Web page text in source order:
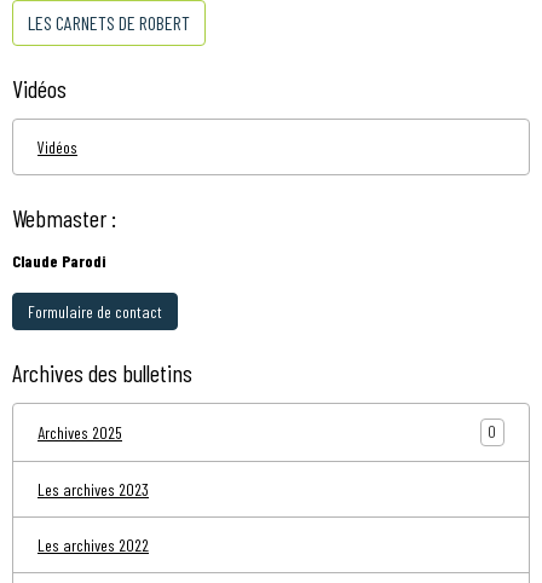
LES CARNETS DE ROBERT
Vidéos
Vidéos
Webmaster :
Claude Parodi
Formulaire de contact
Archives des bulletins
Archives 2025 0
Les archives 2023
Les archives 2022